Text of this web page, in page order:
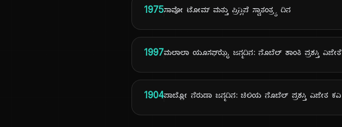
1975ಸಾವೋ ಟೋಮ್ ಮತ್ತು ಪ್ರಿನ್ಸಿಪೆ ಸ್ವಾತಂತ್ರ್ಯ ದಿನ
1997ಮಲಾಲಾ ಯೂಸಫ್‌ಝೈ ಜನ್ಮದಿನ: ನೊಬೆಲ್ ಶಾಂತಿ ಪ್ರಶಸ್ತಿ ವಿಜೇತೆ
1904ಪಾಬ್ಲೋ ನೆರುಡಾ ಜನ್ಮದಿನ: ಚಿಲಿಯ ನೊಬೆಲ್ ಪ್ರಶಸ್ತಿ ವಿಜೇತ ಕವಿ